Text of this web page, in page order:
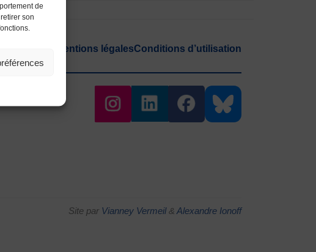
de
son
Mentions légalesConditions d’utilisation
Site par Vianney Vermeil& Alexandre Ionoff